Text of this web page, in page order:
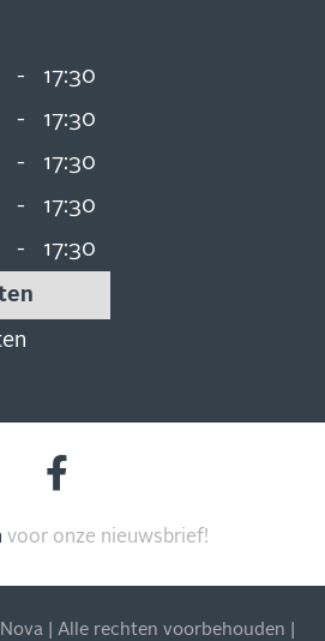
-
17:30
-
17:30
-
17:30
-
17:30
- 17:30
voor onze nieuwsbrief!
| Alle rechten voorbehouden |